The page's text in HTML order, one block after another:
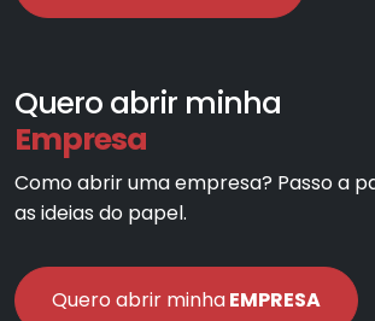
Quero abrir minha
Empresa
Como abrir uma empresa? Passo a
as ideias do papel.
Quero abrir minhaEMPRESA